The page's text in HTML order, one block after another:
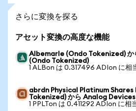
さらに変換を探る
アセット変換の高度な機能
Albemarle (Ondo Tokenized)
(Ondo Tokenized)
1 ALBon は 0.317496 ADIon に相
abrdn Physical Platinum Shares
Tokenized) から Analog
1 PPLTon は 0.411292 ADIon に相